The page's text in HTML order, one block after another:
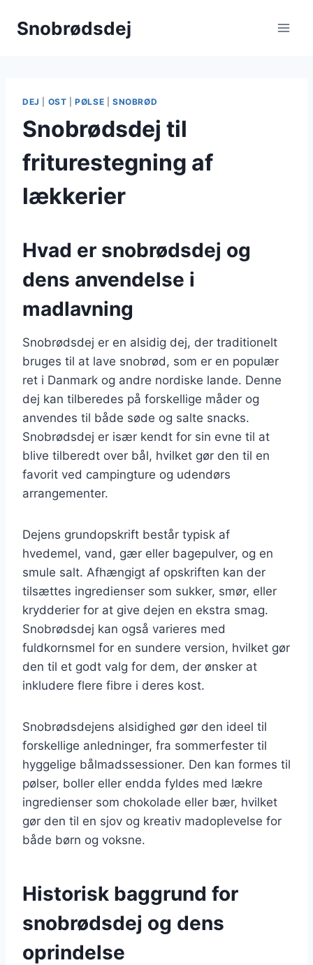
Snobrødsdej
DEJ OST |PØLSE SNOBRØD
Snobrødsdej til
friturestegning af
lækkerier
Hvad er snobrødsdej og
dens anvendelse i
madlavning
Snobrødsdej er en alsidig dej, der traditionelt
bruges til at lave snobrød, som er en populær
ret i Danmark og andre nordiske lande. Denne
dej kan tilberedes på forskellige måder og
anvendes til både søde og salte snacks.
Snobrødsdej er især kendt for sin evne til at
blive tilberedt over bål, hvilket gør den til en
favorit ved campingture og udendørs
arrangementer.
Dejens grundopskrift består typisk af
hvedemel, vand, gær eller bagepulver, og en
smule salt. Afhængigt af opskriften kan der
tilsættes ingredienser som sukker, smør, eller
krydderier for at give dejen en ekstra smag.
Snobrødsdej kan også varieres med
fuldkornsmel for en sundere version, hvilket gør
den til et godt valg for dem, der ønsker at
inkludere flere fibre i deres kost.
Snobrødsdejens alsidighed gør den ideel til
forskellige anledninger, fra sommerfester til
hyggelige bålmadssessioner. Den kan formes til
pølser, boller eller endda fyldes med lækre
ingredienser som chokolade eller bær, hvilket
gør den til en sjov og kreativ madoplevelse for
både børn og voksne.
Historisk baggrund for
snobrødsdej og dens
oprindelse